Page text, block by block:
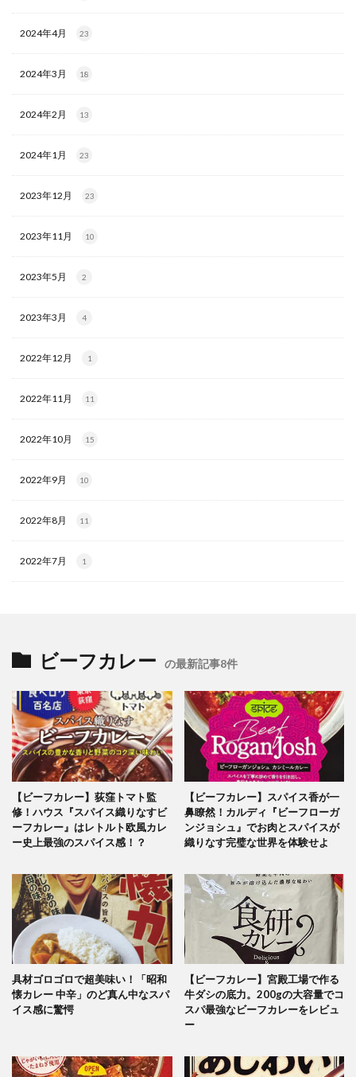
2024年4月 23
2024年3月 18
2024年2月 13
2024年1月 23
2023年12月 23
2023年11月 10
2023年5月 2
2023年3月 4
2022年12月 1
2022年11月 11
2022年10月 15
2022年9月 10
2022年8月 11
2022年7月 1
ビーフカレー の最新記事8件
【ビーフカレー】荻窪トマト監
修！ハウス『スパイス織りなすビ
ーフカレー』はレトルト欧風カレ
ー史上最強のスパイス感！？
【ビーフカレー】スパイス香が一
鼻瞭然！カルディ『ビーフローガ
ンジョシュ』でお肉とスパイスが
織りなす完璧な世界を体験せよ
具材ゴロゴロで超美味い！「昭和
懐カレー 中辛」のど真ん中なスパ
イス感に驚愕
【ビーフカレー】宮殿工場で作る
牛ダシの底力。200gの大容量でコ
スパ最強なビーフカレーをレビュ
ー